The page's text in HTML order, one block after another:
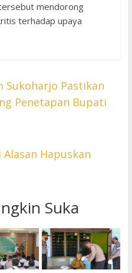
mendorong
terhadap upaya
Sukoharjo Pastikan
Penetapan Bupati
Hapuskan
Suka